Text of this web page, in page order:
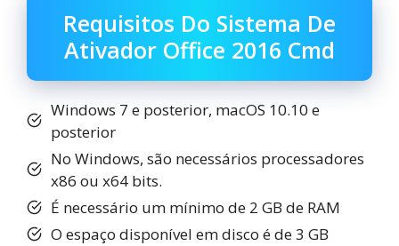
Requisitos Do Sistema De
Ativador Office 2016 Cmd
Windows 7 e posterior, macOS 10.10 e
posterior
No Windows, são necessários processadores
x86 ou x64 bits.
É necessário um mínimo de 2 GB de RAM
O espaço disponível em disco é de 3 GB